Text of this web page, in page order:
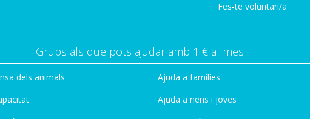
Fes-te voluntari/a
Grups als que pots ajudar amb 1 € al mes
dels animals
Ajuda a families
Ajuda a nens i joves